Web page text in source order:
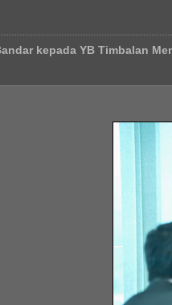
kepada YB Timbalan